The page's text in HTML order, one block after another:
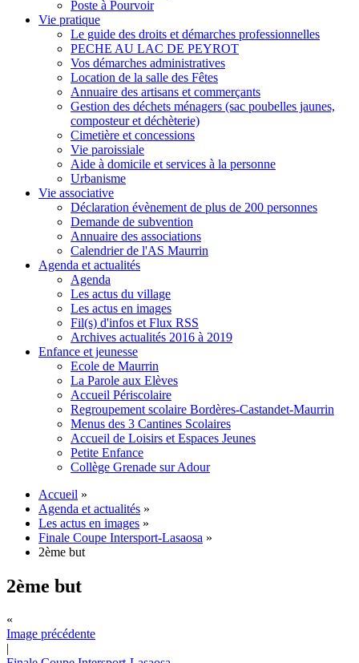
Poste à Pourvoir
Vie pratique
Le guide des droits et démarches professionnelles
PECHE AU LAC DE PEYROT
Vos démarches administratives
Location de la salle des Fêtes
Annuaire des artisans et commerçants
Gestion des déchets ménagers (sac poubelles jaunes,
composteur et déchèterie)
Cimetière et concessions
Vie paroissiale
Aide à domicile et services à la personne
Urbanisme
Vie associative
Déclaration évènement de plus de 200 personnes
Demande de subvention
Annuaire des associations
Calendrier de l'AS Maurrin
Agenda et actualités
Agenda
Les actus du village
Les actus en images
Fil(s) d'infos et Flux RSS
Archives actualités 2016 à 2019
Enfance et jeunesse
Ecole de Maurrin
La Parole aux Elèves
Accueil Périscolaire
Regroupement scolaire Bordères-Castandet-Maurrin
Menus des 3 Cantines Scolaires
Accueil de Loisirs et Espaces Jeunes
Petite Enfance
Collège Grenade sur Adour
Accueil »
Agenda et actualités »
Les actus en images »
Finale Coupe Intersport-Lasaosa »
2ème but
2ème but
«
Image précédente
|